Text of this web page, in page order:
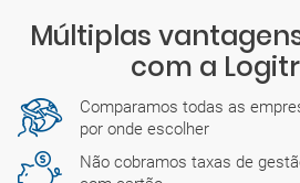
Múltiplas
com a
Comparamos todas as
por onde escolher
Não cobramos taxas de